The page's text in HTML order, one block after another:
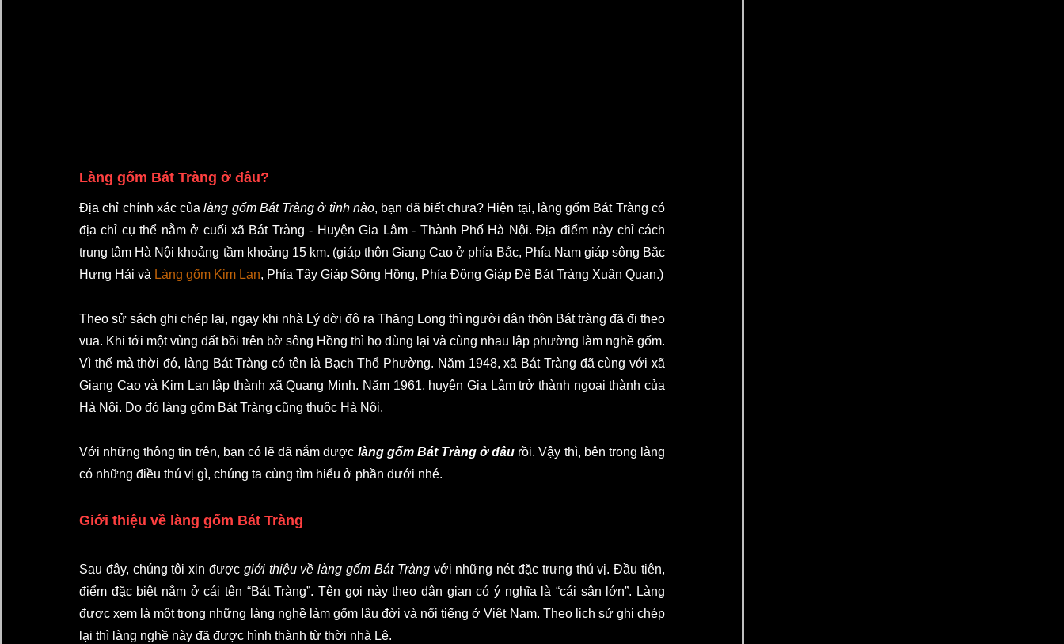
Làng gốm Bát Tràng ở đâu?
Địa chỉ chính xác của làng gốm Bát Tràng ở tỉnh nào, bạn đã biết chưa? Hiện tại, làng gốm Bát Tràng có
địa chỉ cụ thể nằm ở cuối xã Bát Tràng - Huyện Gia Lâm - Thành Phố Hà Nội. Địa điểm này chỉ cách
trung tâm Hà Nội khoảng tầm khoảng 15 km. (giáp thôn Giang Cao ở phía Bắc, Phía Nam giáp sông Bắc
Hưng Hải và Làng gốm Kim Lan, Phía Tây Giáp Sông Hồng, Phía Đông Giáp Đê Bát Tràng Xuân Quan.)
Theo sử sách ghi chép lại, ngay khi nhà Lý dời đô ra Thăng Long thì người dân thôn Bát tràng đã đi theo
vua. Khi tới một vùng đất bồi trên bờ sông Hồng thì họ dùng lại và cùng nhau lập phường làm nghề gốm.
Vì thế mà thời đó, làng Bát Tràng có tên là Bạch Thổ Phường. Năm 1948, xã Bát Tràng đã cùng với xã
Giang Cao và Kim Lan lập thành xã Quang Minh. Năm 1961, huyện Gia Lâm trở thành ngoại thành của
Hà Nội. Do đó làng gốm Bát Tràng cũng thuộc Hà Nội.
Với những thông tin trên, bạn có lẽ đã nắm được làng gốm Bát Tràng ở đâu rồi. Vậy thì, bên trong làng
có những điều thú vị gì, chúng ta cùng tìm hiểu ở phần dưới nhé.
Giới thiệu về làng gốm Bát Tràng
Sau đây, chúng tôi xin được giới thiệu về làng gốm Bát Tràng với những nét đặc trưng thú vị. Đầu tiên,
điểm đặc biệt nằm ở cái tên “Bát Tràng”. Tên gọi này theo dân gian có ý nghĩa là “cái sân lớn”. Làng
được xem là một trong những làng nghề làm gốm lâu đời và nổi tiếng ở Việt Nam. Theo lịch sử ghi chép
lại thì làng nghề này đã được hình thành từ thời nhà Lê.